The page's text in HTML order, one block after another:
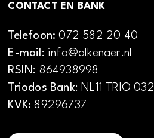
CONTACT EN BANK
Telefoon:072 582 20 40
E-mail: info@alkenaer.nl
RSIN: 864938998
Triodos Bank: NL11 TRIO
KVK: 89296737